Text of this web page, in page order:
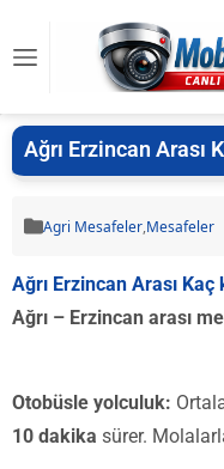
Ağrı Erzincan Arası
Agri Mesafeler,Mesafeler
Ağrı Erzincan Arası
Ağrı – Erzincan arası
Otobüsle yolculuk:
10 dakika sürer.